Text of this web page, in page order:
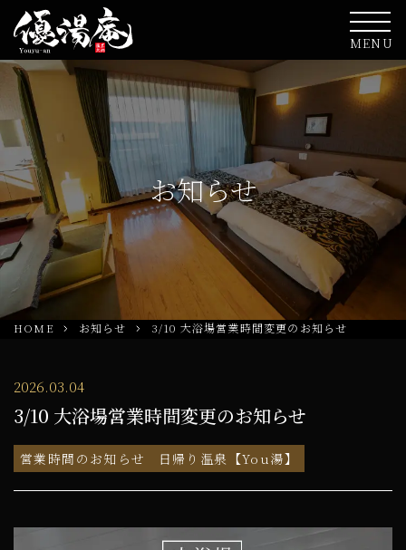
MENU
お知らせ
HOME お知らせ 3/10 大浴場営業時間変更のお知らせ
2026.03.04
3/10 大浴場営業時間変更のお知らせ
営業時間のお知らせ 日帰り温泉【You湯】